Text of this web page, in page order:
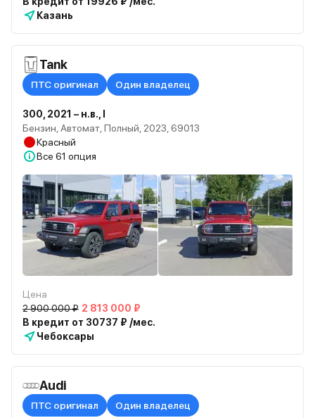
Казань
Tank
ПТС оригинал Один владелец
300, 2021 – н.в., I
Бензин, Автомат, Полный, 2023, 69013
Красный
Все 61 опция
Цена
2 900 000 ₽ 2 813 000 ₽
В кредит от 30737 ₽ /мес.
Чебоксары
Audi
ПТС оригинал Один владелец